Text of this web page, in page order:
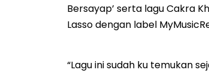
Bersayap’ serta lagu Cakra
Lasso dengan label
“Lagu ini sudah ku temukan